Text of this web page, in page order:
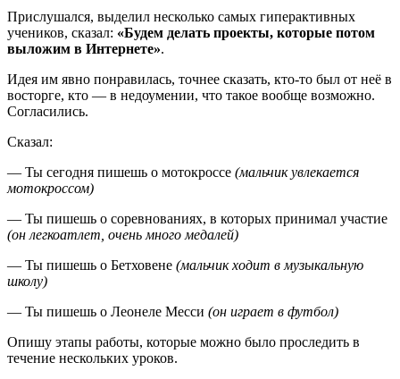
Прислушался, выделил несколько самых гиперактивных
учеников, сказал: «Будем делать проекты, которые потом
выложим в Интернете».
Идея им явно понравилась, точнее сказать, кто-то был от неё в
восторге, кто — в недоумении, что такое вообще возможно.
Согласились.
Сказал:
— Ты сегодня пишешь о мотокроссе (мальчик увлекается
мотокроссом)
— Ты пишешь о соревнованиях, в которых принимал участие
(он легкоатлет, очень много медалей)
— Ты пишешь о Бетховене (мальчик ходит в музыкальную
школу)
— Ты пишешь о Леонеле Месси (он играет в футбол)
Опишу этапы работы, которые можно было проследить в
течение нескольких уроков.